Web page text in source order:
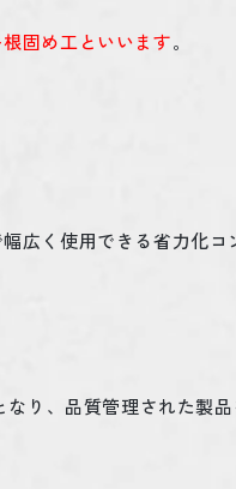
固め工といいます。
広く使用できる省力化コ
り、品質管理された製